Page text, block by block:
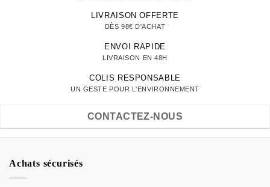
LIVRAISON OFFERTE
DÈS 98€ D'ACHAT
ENVOI RAPIDE
LIVRAISON EN 48H
COLIS RESPONSABLE
UN GESTE POUR L'ENVIRONNEMENT
CONTACTEZ-NOUS
Achats sécurisés